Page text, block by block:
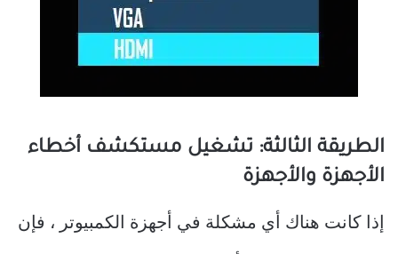
الطريقة الثالثة: تشغيل مستكشف أخطاء
الأجهزة والأجهزة
إذا كانت هناك أي مشكلة في أجهزة الكمبيوتر ، فإن